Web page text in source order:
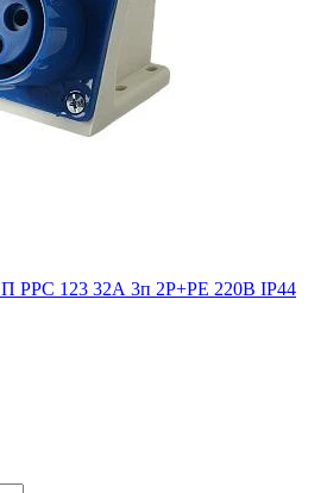
PPC 123 32А 3п 2Р+РЕ 220В IP44